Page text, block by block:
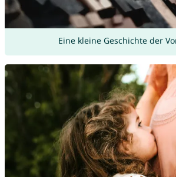
Eine kleine Geschichte der